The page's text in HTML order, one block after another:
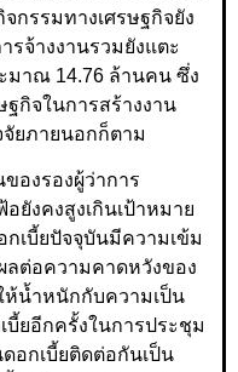
กรรมทางเศรษฐกิจยัง
รจ้างงานรวมยังแตะ
มาณ 14.76 ล้านคน ซึ่ง
กิจในการสร้างงาน
ยภายนอกก็ตาม
องรองผู้ว่าการ
ยังคงสูงเกินเป้าหมาย
เบี้ยปัจจุบันมีความเข้ม
ลต่อความคาดหวังของ
ห้น้ำหนักกับความเป็น
บี้ยอีกครั้งในการประชุม
อกเบี้ยติดต่อกันเป็น